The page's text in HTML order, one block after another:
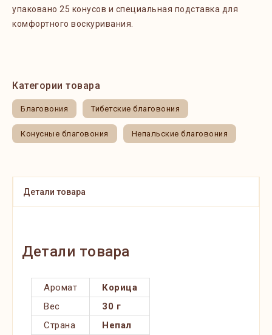
упаковано 25 конусов и специальная подставка для
комфортного воскуривания.
Категории товара
Благовония Тибетские благовония
Конусные благовония Непальские благовония
Детали товара
Детали товара
Аромат
Корица
Вес
30 г
Страна
Непал